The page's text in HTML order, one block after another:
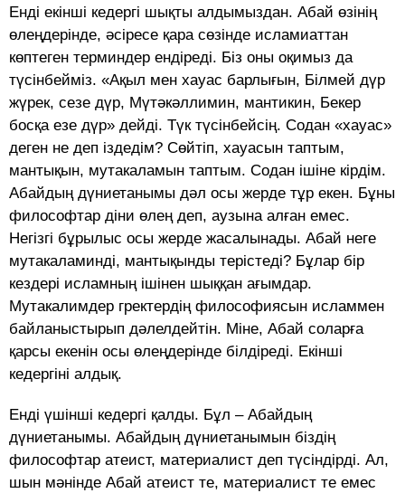
Енді екінші кедергі шықты алдымыздан. Абай өзінің
өлеңдерінде, әсіресе қара сөзінде исламиаттан
көптеген терминдер ендіреді. Біз оны оқимыз да
түсінбейміз. «Ақыл мен хауас барлығын, Білмей дүр
жүрек, сезе дүр, Мүтәкәллимин, мантикин, Бекер
босқа езе дүр» дейді. Түк түсінбейсің. Содан «хауас»
деген не деп іздедім? Сөйтіп, хауасын таптым,
мантықын, мутакаламын таптым. Содан ішіне кірдім.
Абайдың дүниетанымы дәл осы жерде тұр екен. Бұны
философтар діни өлең деп, аузына алған емес.
Негізгі бұрылыс осы жерде жасалынады. Абай неге
мутакаламинді, мантықынды терістеді? Бұлар бір
кездері исламның ішінен шыққан ағымдар.
Мутакалимдер гректердің философиясын исламмен
байланыстырып дәлелдейтін. Міне, Абай соларға
қарсы екенін осы өлеңдерінде білдіреді. Екінші
кедергіні алдық.
Енді үшінші кедергі қалды. Бұл – Абайдың
дүниетанымы. Абайдың дүниетанымын біздің
философтар атеист, материалист деп түсіндірді. Ал,
шын мәнінде Абай атеист те, материалист те емес